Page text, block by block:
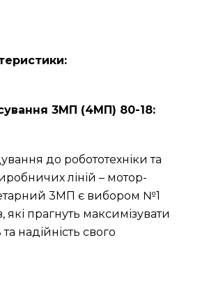
3МП (4МП) 80-18:
до робототехніки та
ліній – мотор-
3МП є вибором №1
які прагнуть максимізувати
надійність свого